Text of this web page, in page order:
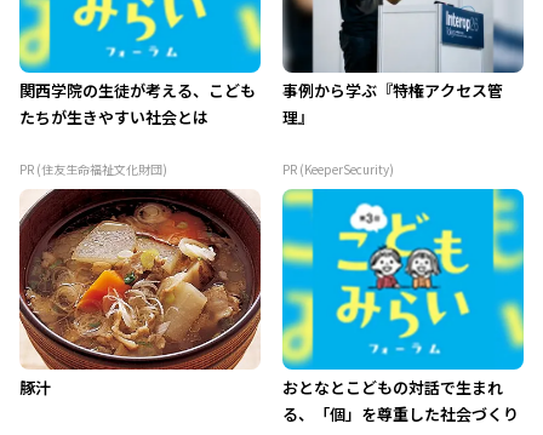
関西学院の生徒が考える、こども
たちが生きやすい社会とは
PR (住友生命福祉文化財団)
事例から学ぶ『特権アクセス管
理』
PR (KeeperSecurity)
豚汁
おとなとこどもの対話で生まれ
る、「個」を尊重した社会づくり